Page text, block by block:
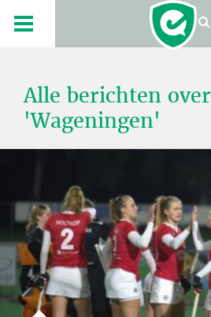
Alle berichten over
'Wageningen'